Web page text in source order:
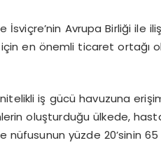
Avrupa Birliği ile
için en önemli ticaret ortağı
iş gücü havuzuna
oluşturduğu ülkede,
nüfusunun yüzde 20’sinin 65